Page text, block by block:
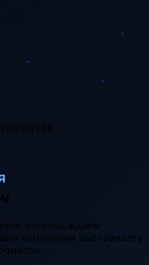
сопровождаем
компаниям выстраивать